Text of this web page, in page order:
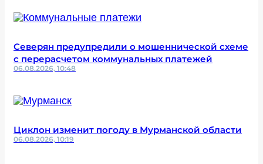
Северян предупредили о мошеннической схеме
с перерасчетом коммунальных платежей
06.08.2026, 10:48
Циклон изменит погоду в Мурманской области
06.08.2026, 10:19